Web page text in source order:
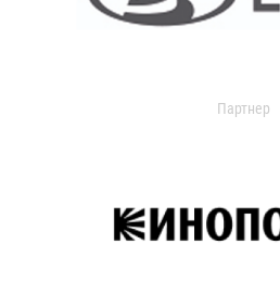
Партнер